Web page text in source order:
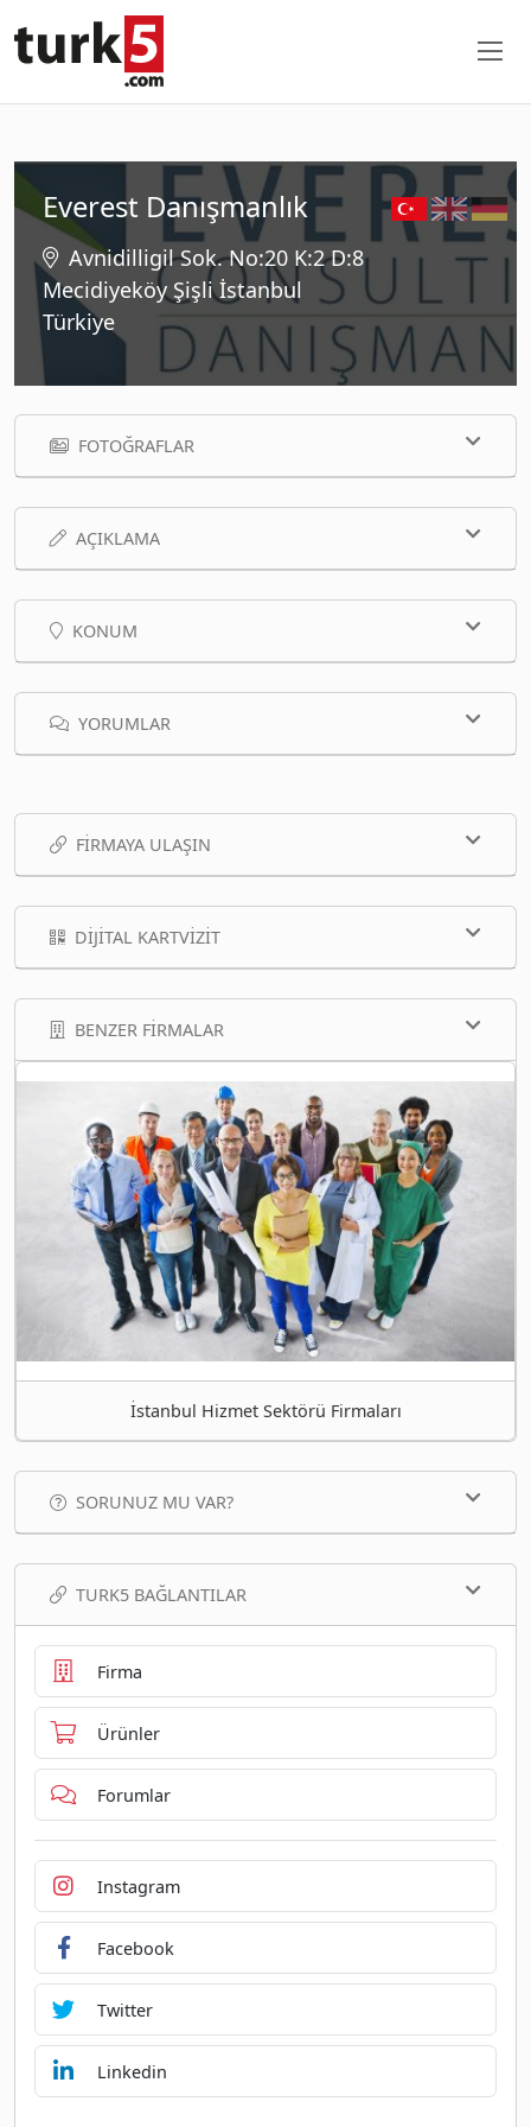
Everest Danışmanlık
Avnidilligil Sok. No:20 K:2 D:8
Mecidiyeköy Şişli İstanbul
Türkiye
FOTOĞRAFLAR
AÇIKLAMA
KONUM
YORUMLAR
FIRMAYA ULAŞIN
DIJITAL KARTVIZIT
BENZER FIRMALAR
İstanbul Hizmet Sektörü Firmaları
SORUNUZ MU VAR?
TURK5 BAĞLANTILAR
Firma
Ürünler
Forumlar
Instagram
Facebook
Twitter
Linkedin